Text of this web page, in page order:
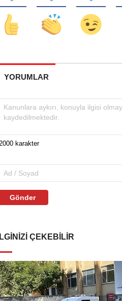
YORUMLAR
Gönder
İLGINIZI ÇEKEBILIR